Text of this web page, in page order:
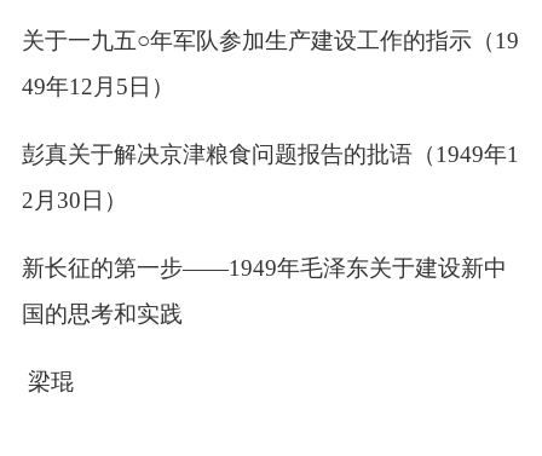
关于一九五○年军队参加生产建设工作的指示（19
49年12 月 5 日）
彭真关于解决京津粮食问题报告的批语（1949年1
2 月 30日）
新长征的第一步——1949年毛泽东关于建设新中
国的思考和实践
梁琨